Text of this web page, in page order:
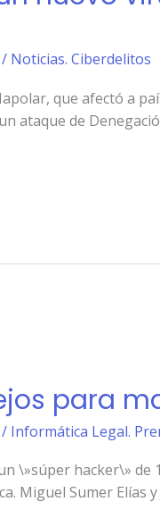
/ Noticias. Ciberdelitos
que afectó a
ataque de
para
/ Informática Legal.
\»súper hacker\» de
Miguel Sumer Elías